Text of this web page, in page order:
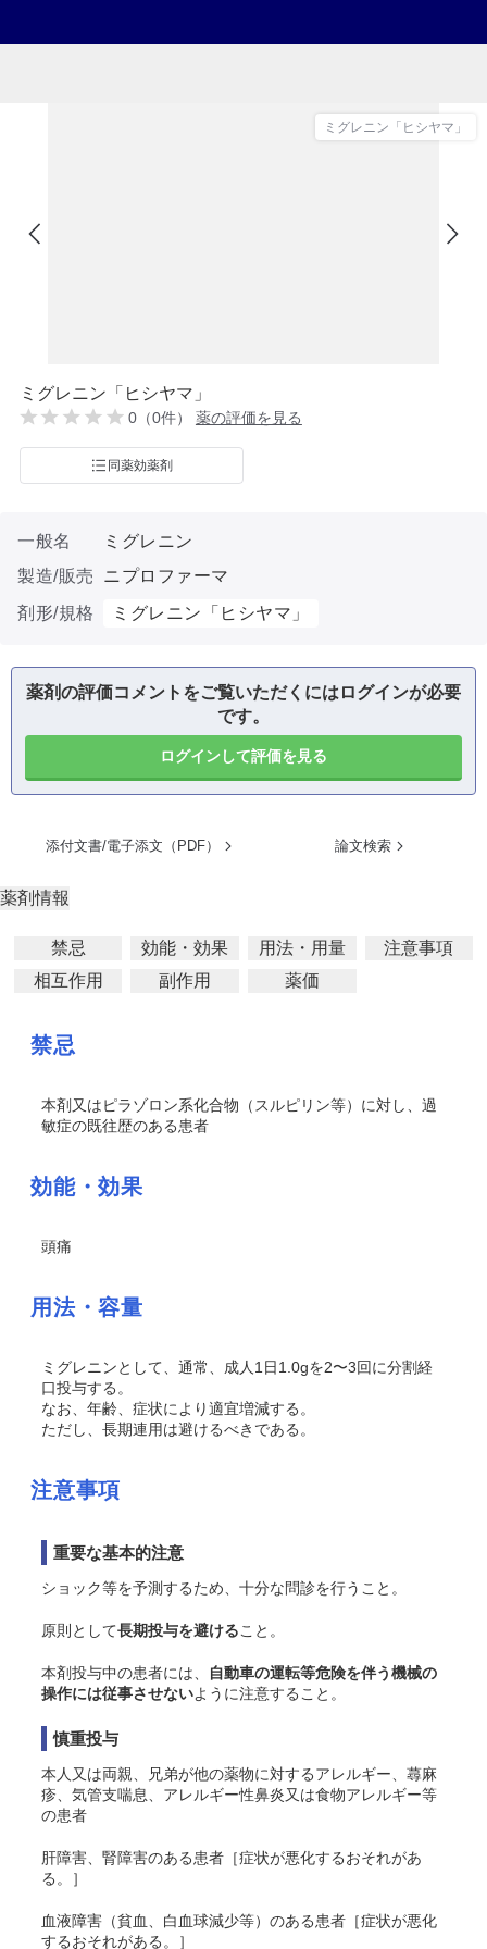
ミグレニン「ヒシヤマ」
ミグレニン「ヒシヤマ」
0（0件） 薬の評価を見る
同薬効薬剤
一般名
ミグレニン
製造/販売
ニプロファーマ
剤形/規格
ミグレニン「ヒシヤマ」
薬剤の評価コメントをご覧いただくにはログインが必要
です。
ログインして評価を見る
添付文書/電子添文（PDF） 論文検索
薬剤情報
禁忌 効能・効果 用法・用量
注意事項
相互作用
副作用 薬価
禁忌
本剤又はピラゾロン系化合物（スルピリン等）に対し、過
敏症の既往歴のある患者
効能・効果
頭痛
用法・容量
ミグレニンとして、通常、成人1日1.0gを2〜3回に分割経
口投与する。
なお、年齢、症状により適宜増減する。
ただし、長期連用は避けるべきである。
注意事項
重要な基本的注意
ショック等を予測するため、十分な問診を行うこと。
原則として長期投与を避けること。
本剤投与中の患者には、
自動車の運転等危険を伴う機械の
操作には従事させないように注意すること。
慎重投与
本人又は両親、兄弟が他の薬物に対するアレルギー、蕁麻
疹、気管支喘息、アレルギー性鼻炎又は食物アレルギー等
の患者
肝障害、腎障害のある患者［症状が悪化するおそれがあ
る。］
血液障害（貧血、白血球減少等）のある患者［症状が悪化
するおそれがある。］